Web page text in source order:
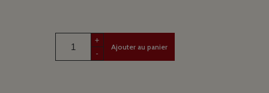
+
-
Ajouter au panier